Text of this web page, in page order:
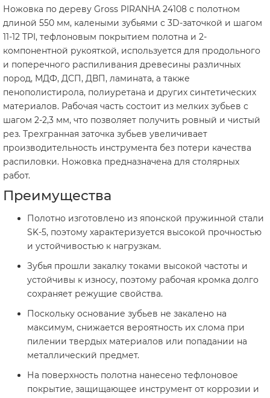
Ножовка по дереву Gross PIRANHA 24108 с полотном
длиной 550 мм, калеными зубьями с 3D-заточкой и шагом
11-12 TPI, тефлоновым покрытием полотна и 2-
компонентной рукояткой, используется для продольного
и поперечного распиливания древесины различных
пород, МДФ, ДСП, ДВП, ламината, а также
пенополистирола, полиуретана и других синтетических
материалов. Рабочая часть состоит из мелких зубьев с
шагом 2-2,3 мм, что позволяет получить ровный и чистый
рез. Трехгранная заточка зубьев увеличивает
производительность инструмента без потери качества
распиловки. Ножовка предназначена для столярных
работ.
Преимущества
Полотно изготовлено из японской пружинной стали
SK-5, поэтому характеризуется высокой прочностью
и устойчивостью к нагрузкам.
Зубья прошли закалку токами высокой частоты и
устойчивы к износу, поэтому рабочая кромка долго
сохраняет режущие свойства.
Поскольку основание зубьев не закалено на
максимум, снижается вероятность их слома при
пилении твердых материалов или попадании на
металлический предмет.
На поверхность полотна нанесено тефлоновое
покрытие, защищающее инструмент от коррозии и